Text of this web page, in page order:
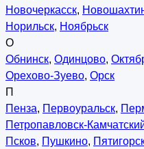
Новочеркасск,
Норильск, Ноябрьск
О
Обнинск, Одинцово,
Орехово-Зуево, Орск
П
Пенза, Первоуральск,
Петропавловск-
Псков, Пушкино,